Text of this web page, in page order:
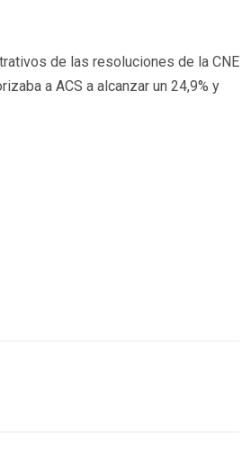
de las resoluciones de la CNE
a ACS a alcanzar un 24,9% y